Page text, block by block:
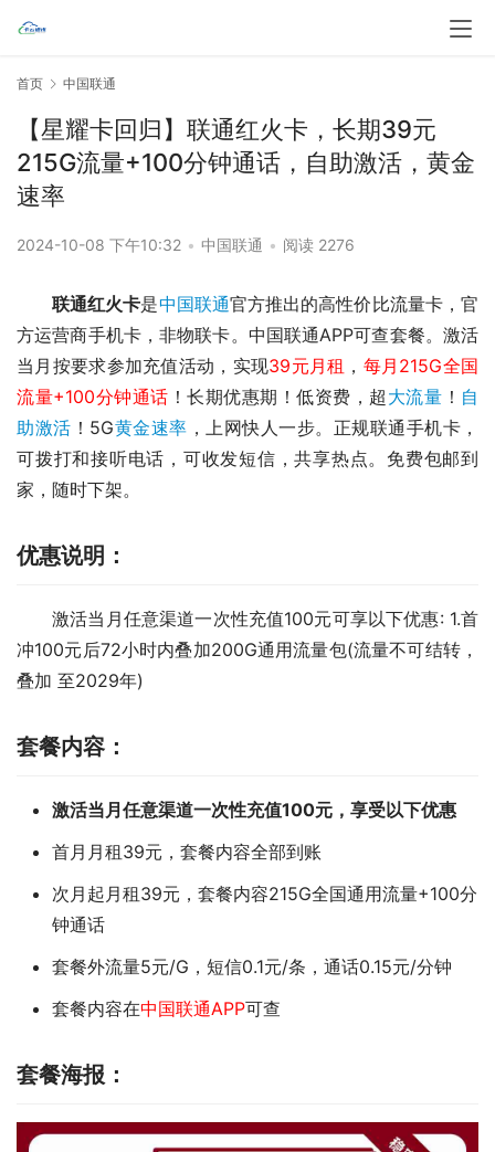
首页 中国联通
【星耀卡回归】联通红火卡，长期39元
215G流量+100分钟通话，自助激活，黄金
速率
2024-10-08 下午10:32 • 中国联通 • 阅读 2276
联通红火卡是中国联通官方推出的高性价比流量卡，官
方运营商手机卡，非物联卡。中国联通APP可查套餐。激活
当月按要求参加充值活动，实现39元月租 ， 每月215G全国
流量+100分钟通话 ！长期优惠期！低资费，超 大流量 ！ 自
助激活 ！5G黄金速率 ，上网快人一步。正规联通手机卡，
可拨打和接听电话，可收发短信，共享热点。免费包邮到
家，随时下架。
优惠说明：
激活当月任意渠道一次性充值100元可享以下优惠: 1.首
冲100元后72小时内叠加200G通用流量包(流量不可结转，
叠加 至2029年)
套餐内容：
激活当月任意渠道一次性充值100元，享受以下优惠
首月月租39元，套餐内容全部到账
次月起月租39元，套餐内容215G全国通用流量+100分
钟通话
套餐外流量5元/G，短信0.1元/条，通话0.15元/分钟
套餐内容在中国联通APP可查
套餐海报：